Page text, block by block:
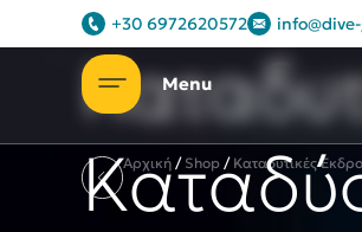
+30 6972620572
Ας συστηθούμε
Αρχική / Shop / Καταδυτικές